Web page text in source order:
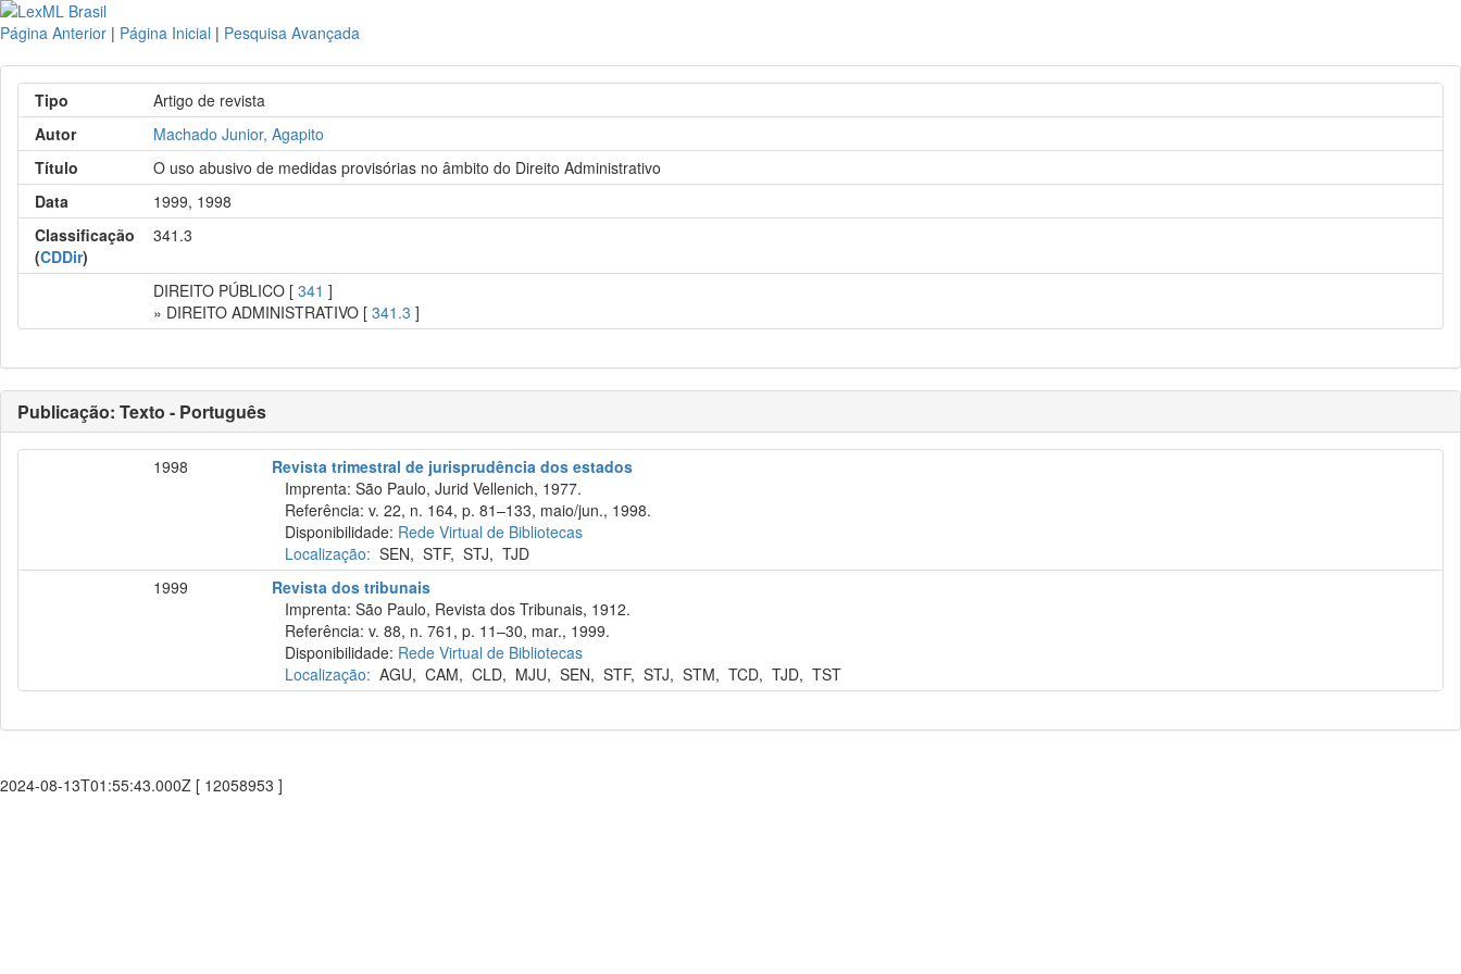
Página Anterior | Página Inicial | Pesquisa Avançada
Tipo
Artigo de revista
Autor
Machado Junior, Agapito
Título
O uso abusivo de medidas provisórias no âmbito do Direito Administrativo
Data
1999, 1998
Classificação
(CDDir)
341.3
DIREITO PÚBLICO [341 ]
» DIREITO ADMINISTRATIVO [341.3 ]
Publicação: Texto - Português
1998
Revista trimestral de jurisprudência dos estados
Imprenta: São Paulo, Jurid Vellenich, 1977.
Referência: v. 22, n. 164, p. 81–133, maio/jun., 1998.
Disponibilidade: Rede Virtual de Bibliotecas
Localização: SEN,STF,STJ,TJD
1999
Revista dos tribunais
Imprenta: São Paulo, Revista dos Tribunais, 1912.
Referência: v. 88, n. 761, p. 11–30, mar., 1999.
Disponibilidade: Rede Virtual de Bibliotecas
Localização: AGU,CAM,CLD, MJU,SEN,STF,STJ,STM,TCD,TJD,TST
2024-08-13T01:55:43.000Z [ 12058953 ]